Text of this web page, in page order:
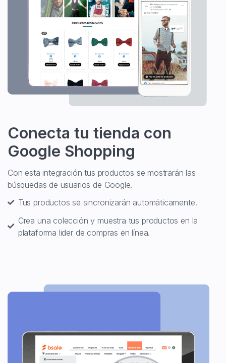
Conecta tu tienda con
Google Shopping
Con esta integración tus productos se mostrarán las
búsquedas de usuarios de Google.
Tus productos se sincronizarán automáticamente.
Crea una colección y muestra tus productos en la
plataforma lider de compras en línea.